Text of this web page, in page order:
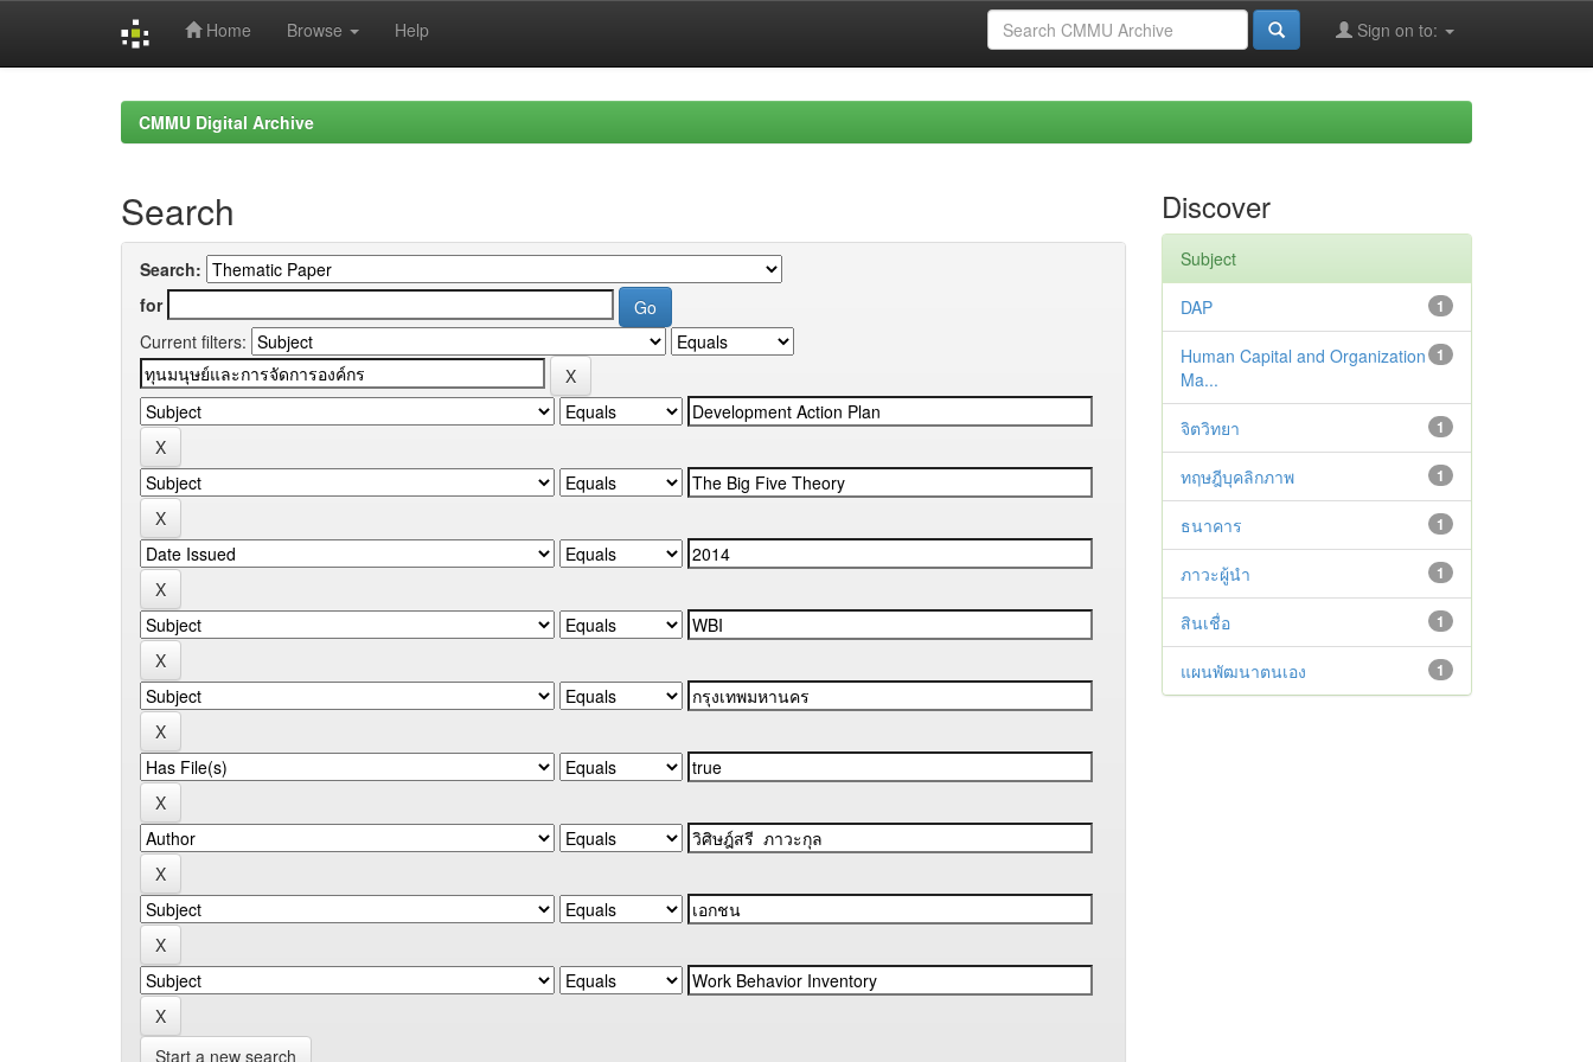
Home Browse Help Sign on to:
CMMU Digital Archive
Search
Search:
for
Current filters:
Start a new search
Discover
Subject
1
DAP
1
Human Capital and Organization
Ma...
1
จิตวิทยา
1
ทฤษฎีบุคลิกภาพ
1
ธนาคาร
1
ภาวะผู้นำ
1
สินเชื่อ
1
แผนพัฒนาตนเอง